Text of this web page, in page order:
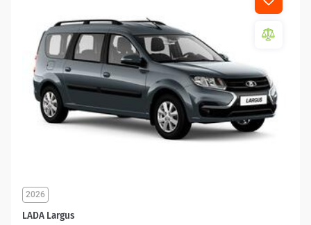
LADA Largus
2026